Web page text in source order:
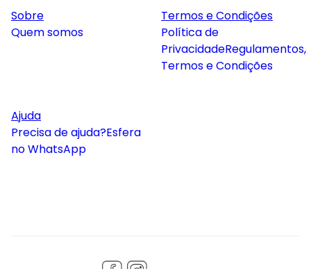
Sobre
Quem somos
Termos e Condições
Política de
PrivacidadeRegulamentos,
Termos e Condições
Ajuda
Precisa de ajuda?Esfera
no WhatsApp